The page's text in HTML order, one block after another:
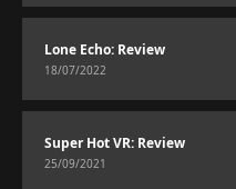
Lone Echo: Review
18/07/2022
Super Hot VR: Review
25/09/2021